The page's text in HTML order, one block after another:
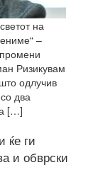
на
–
Ризикувам
одлучив
два
[…]
ќе ги
и обврски